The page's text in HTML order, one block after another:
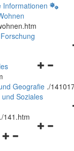
Informationen
und
schließen
Geografie ./
Soziales
./141.htm
Navigationsmenü